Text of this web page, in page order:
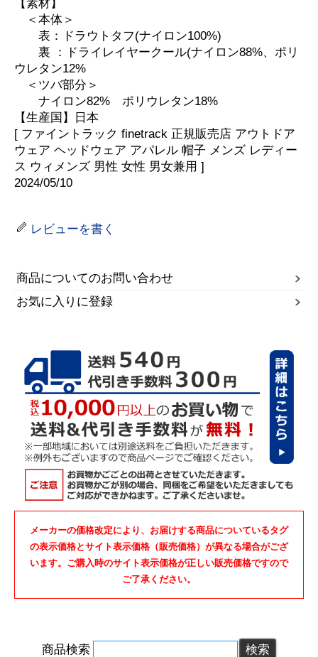
【素材】
＜本体＞
表：ドラウトタフ(ナイロン100%)
裏 ：ドライレイヤークール(ナイロン88%、ポリ
ウレタン12%
＜ツバ部分＞
ナイロン82% ポリウレタン18%
【生産国】日本
[ ファイントラック finetrack 正規販売店 アウトドア
ウェア ヘッドウェア アパレル 帽子 メンズ レディー
ス ウィメンズ 男性 女性 男女兼用 ]
2024/05/10
レビューを書く
商品についてのお問い合わせ
お気に入りに登録
メーカーの価格改定により、お届けする商品についているタグ
の表示価格とサイト表示価格（販売価格）が異なる場合がござ
います。ご購入時のサイト表示価格が正しい販売価格ですので
ご了承ください。
商品検索